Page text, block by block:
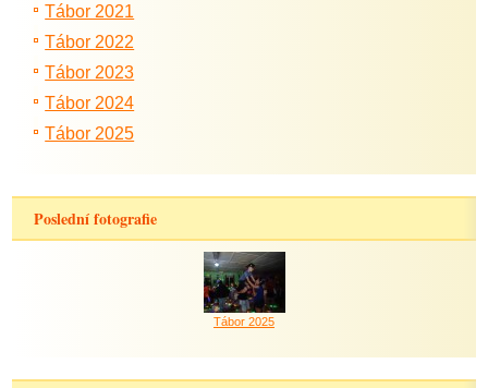
Tábor 2021
Tábor 2022
Tábor 2023
Tábor 2024
Tábor 2025
Poslední fotografie
Tábor 2025